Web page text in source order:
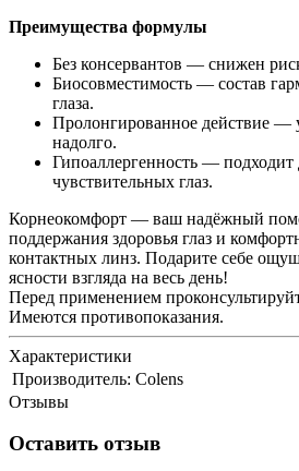
Преимущества формулы
Без консервантов — снижен
Биосовместимость — состав
глаза.
Пролонгированное действие —
надолго.
Гипоаллергенность — подходит
чувствительных глаз.
Корнеокомфорт — ваш надёжный
поддержания здоровья глаз и
контактных линз. Подарите себе
ясности взгляда на весь день!
Перед применением
Имеются противопоказания.
Характеристики
Производитель: Colens
Отзывы
Оставить отзыв